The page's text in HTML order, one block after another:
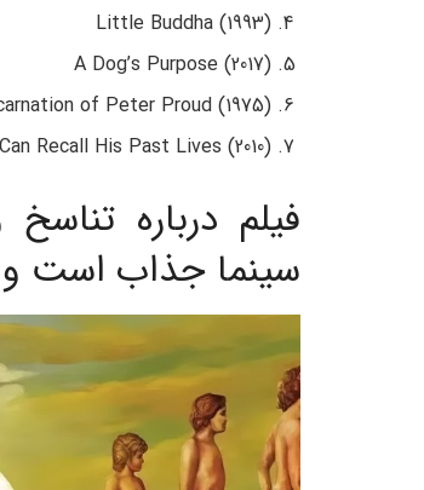
Little Buddha (1993)
A Dog’s Purpose (2017)
of Peter Proud (1975)
Recall His Past Lives (2010)
فیلم درباره
سینما جذاب است و